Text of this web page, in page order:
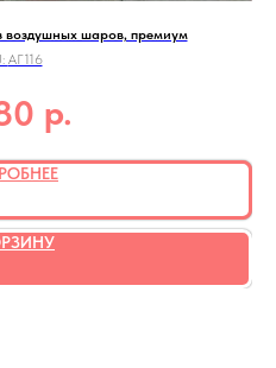
воздушных шаров, премиум
АГ116
р.